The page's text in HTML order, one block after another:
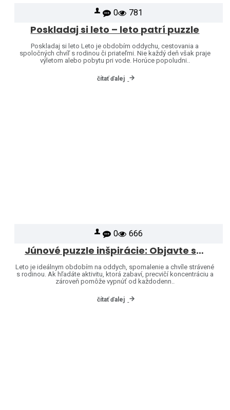
0 781
Poskladaj si leto – leto patrí puzzle
Poskladaj si leto Leto je obdobím oddychu, cestovania a
spoločných chvíľ s rodinou či priateľmi. Nie každý deň však praje
výletom alebo pobytu pri vode. Horúce popoludni..
čítať ďalej
0 666
Júnové puzzle inšpirácie: Objavte svet značiek Heye a Jumbo
Leto je ideálnym obdobím na oddych, spomalenie a chvíle strávené
s rodinou. Ak hľadáte aktivitu, ktorá zabaví, precvičí koncentráciu a
zároveň pomôže vypnúť od každodenn..
čítať ďalej